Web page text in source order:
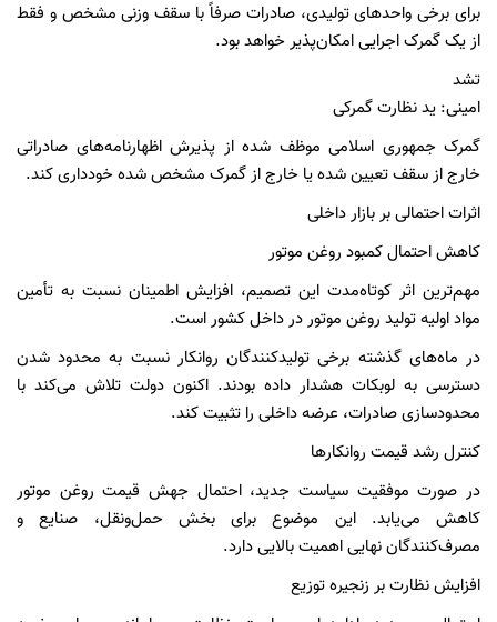
برای برخی واحدهای تولیدی، صادرات صرفاً با سقف وزنی مشخص و فقط
از یک گمرک اجرایی امکان‌پذیر خواهد بود.
تشد
امینی: ید نظارت گمرکی
گمرک جمهوری اسلامی موظف شده از پذیرش اظهارنامه‌های صادراتی
خارج از سقف تعیین شده یا خارج از گمرک مشخص شده خودداری کند.
اثرات احتمالی بر بازار داخلی
کاهش احتمال کمبود روغن موتور
مهم‌ترین اثر کوتاه‌مدت این تصمیم، افزایش اطمینان نسبت به تأمین
مواد اولیه تولید روغن موتور در داخل کشور است.
در ماه‌های گذشته برخی تولیدکنندگان روانکار نسبت به محدود شدن
دسترسی به لوبکات هشدار داده بودند. اکنون دولت تلاش می‌کند با
محدودسازی صادرات، عرضه داخلی را تثبیت کند.
کنترل رشد قیمت روانکارها
در صورت موفقیت سیاست جدید، احتمال جهش قیمت روغن موتور
کاهش می‌یابد. این موضوع برای بخش حمل‌ونقل، صنایع و
مصرف‌کنندگان نهایی اهمیت بالایی دارد.
افزایش نظارت بر زنجیره توزیع